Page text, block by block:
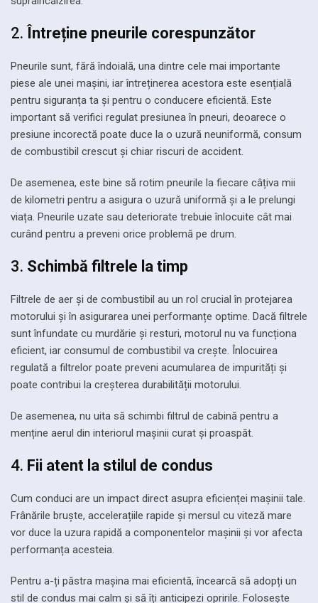
2. Întreține pneurile corespunzător
Pneurile sunt, fără îndoială, una dintre cele mai importante
piese ale unei mașini, iar întreținerea acestora este esențială
pentru siguranța ta și pentru o conducere eficientă. Este
important să verifici regulat presiunea în pneuri, deoarece o
presiune incorectă poate duce la o uzură neuniformă, consum
de combustibil crescut și chiar riscuri de accident.
De asemenea, este bine să rotim pneurile la fiecare câțiva mii
de kilometri pentru a asigura o uzură uniformă și a le prelungi
viața. Pneurile uzate sau deteriorate trebuie înlocuite cât mai
curând pentru a preveni orice problemă pe drum.
3. Schimbă filtrele la timp
Filtrele de aer și de combustibil au un rol crucial în protejarea
motorului și în asigurarea unei performanțe optime. Dacă filtrele
sunt înfundate cu murdărie și resturi, motorul nu va funcționa
eficient, iar consumul de combustibil va crește. Înlocuirea
regulată a filtrelor poate preveni acumularea de impurități și
poate contribui la creșterea durabilității motorului.
De asemenea, nu uita să schimbi filtrul de cabină pentru a
menține aerul din interiorul mașinii curat și proaspăt.
4. Fii atent la stilul de condus
Cum conduci are un impact direct asupra eficienței mașinii tale.
Frânările bruște, accelerațiile rapide și mersul cu viteză mare
vor duce la uzura rapidă a componentelor mașinii și vor afecta
performanța acesteia.
Pentru a-ți păstra mașina mai eficientă, încearcă să adopți un
stil de condus mai calm și să îți anticipezi opririle. Folosește